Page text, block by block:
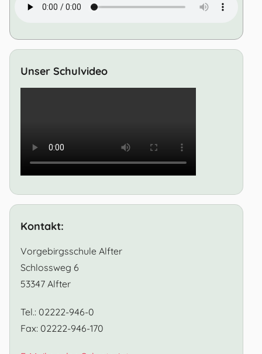
Unser Schulvideo
Kontakt:
Vorgebirgsschule Alfter
Schlossweg 6
53347 Alfter
Tel.: 02222-946-0
Fax: 02222-946-170